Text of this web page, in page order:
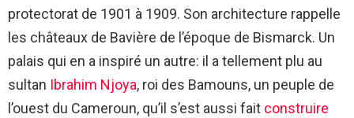
protectorat de 1901 à 1909. Son architecture rappelle
les châteaux de Bavière de l’époque de Bismarck. Un
palais qui en a inspiré un autre: il a tellement plu au
sultan Ibrahim Njoya, roi des Bamouns, un peuple de
l’ouest du Cameroun, qu’il s’est aussi fait construire